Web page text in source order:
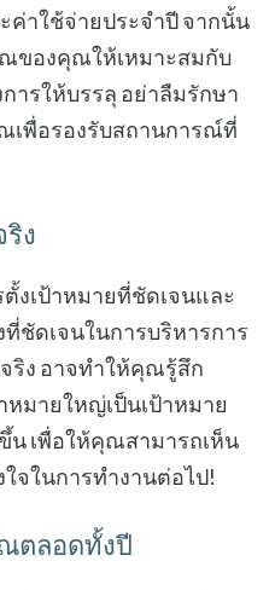
ค่าใช้จ่ายประจำปี จากนั้น
ของคุณให้เหมาะสมกับ
ารให้บรรลุ อย่าลืมรักษา
เพื่อรองรับสถานการณ์ที่
ง
งเป้าหมายที่ชัดเจนและ
ชัดเจนในการบริหารการ
ริง อาจทำให้คุณรู้สึก
มายใหญ่เป็นเป้าหมาย
น เพื่อให้คุณสามารถเห็น
จในการทำงานต่อไป!
ตลอดทั้งปี